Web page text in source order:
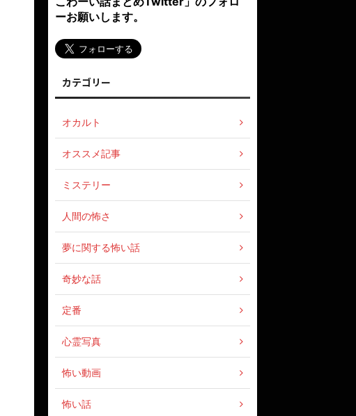
ーお願いします。
カテゴリー
オカルト
オススメ記事
ミステリー
人間の怖さ
夢に関する怖い話
奇妙な話
定番
心霊写真
怖い動画
怖い話